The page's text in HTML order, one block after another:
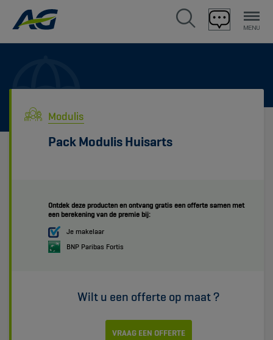
Modulis
Pack Modulis Huisarts
Ontdek deze producten en ontvang gratis een offerte samen met
een berekening van de premie bij:
Je makelaar
BNP Paribas Fortis
Wilt u een offerte op maat ?
VRAAG EEN OFFERTE